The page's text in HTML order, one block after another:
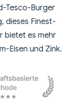
Tesco-Burger
dieses Finest-
bietet es mehr
Eisen und Zink.